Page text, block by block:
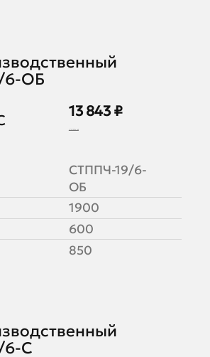
6-ОБ
13 843 ₽
17 304 ₽
СТППЧ-19/6-
ОБ
1900
600
850
6-С